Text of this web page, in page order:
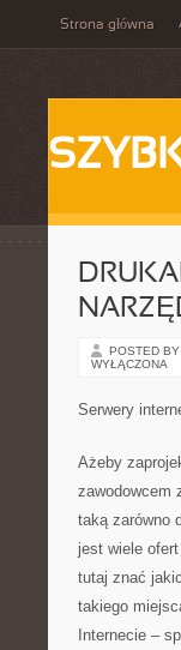
Strona główna
POSTED BY
WYŁĄCZONA
Serwery
Ażeby
zawodowcem
taką zarówno
jest wiele
tutaj znać
takiego
Internecie –